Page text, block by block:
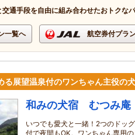
交通手段を自由に組み合わせたおトクな
一覧へ 航空券付プラ
る展望温泉付のワンちゃん主役の
和みの犬宿 むつみ庵
いつでも愛犬と一緒！2つのドッ
付で夜間もOK。ワンちゃん専用